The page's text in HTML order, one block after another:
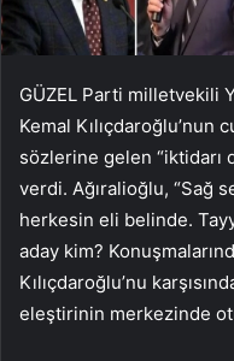
GÜZEL Parti milletvekili
Kemal Kılıçdaroğlu’nun
sözlerine gelen “iktidarı
verdi. Ağıralioğlu, “Sağ
herkesin eli belinde.
aday kim?
Kılıçdaroğlu’nu
eleştirinin merkezinde